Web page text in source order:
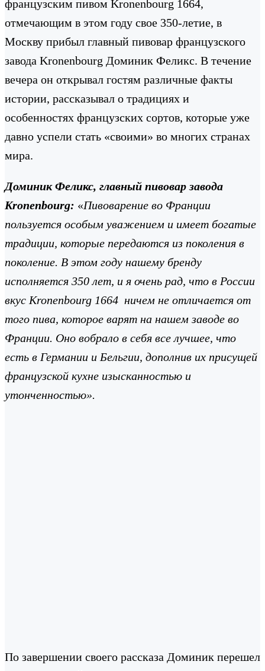
французским пивом Kronenbourg 1664,
отмечающим в этом году свое 350-летие, в
Москву прибыл главный пивовар французского
завода Kronenbourg Доминик Феликс. В течение
вечера он открывал гостям различные факты
истории, рассказывал о традициях и
особенностях французских сортов, которые уже
давно успели стать «своими» во многих странах
мира.
Доминик Феликс, главный пивовар завода
Kronenbourg: «Пивоварение во Франции
пользуется особым уважением и имеет богатые
традиции, которые передаются из поколения в
поколение. В этом году нашему бренду
исполняется 350 лет, и я очень рад, что в России
вкус Kronenbourg 1664 ничем не отличается от
того пива, которое варят на нашем заводе во
Франции. Оно вобрало в себя все лучшее, что
есть в Германии и Бельгии, дополнив их присущей
французской кухне изысканностью и
утонченностью».
По завершении своего рассказа Доминик перешел